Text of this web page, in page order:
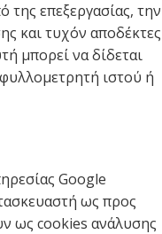
της επεξεργασίας, την
και τυχόν αποδέκτες
μπορεί να δίδεται
ιστού ή
Google
ως προς
ως cookies ανάλυσης